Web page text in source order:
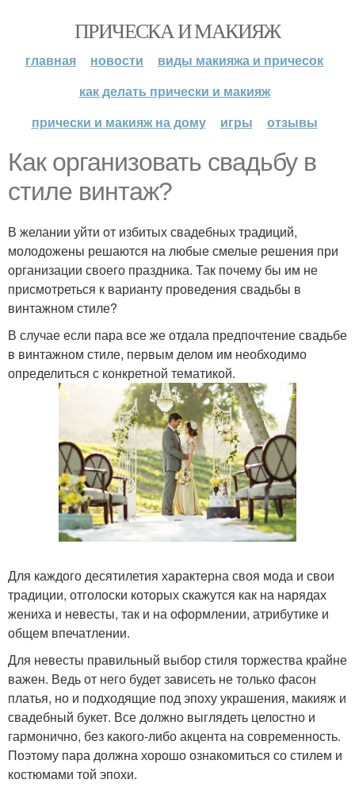
ПРИЧЕСКА И МАКИЯЖ
главная новости
виды макияжа и причесок
как делать прически и макияж
прически и макияж на дому
игры отзывы
Как организовать свадьбу в
стиле винтаж?
В желании уйти от избитых свадебных традиций,
молодожены решаются на любые смелые решения при
организации своего праздника. Так почему бы им не
присмотреться к варианту проведения свадьбы в
винтажном стиле?
В случае если пара все же отдала предпочтение свадьбе
в винтажном стиле, первым делом им необходимо
определиться с конкретной тематикой.
Для каждого десятилетия характерна своя мода и свои
традиции, отголоски которых скажутся как на нарядах
жениха и невесты, так и на оформлении, атрибутике и
общем впечатлении.
Для невесты правильный выбор стиля торжества крайне
важен. Ведь от него будет зависеть не только фасон
платья, но и подходящие под эпоху украшения, макияж и
свадебный букет. Все должно выглядеть целостно и
гармонично, без какого-либо акцента на современность.
Поэтому пара должна хорошо ознакомиться со стилем и
костюмами той эпохи.